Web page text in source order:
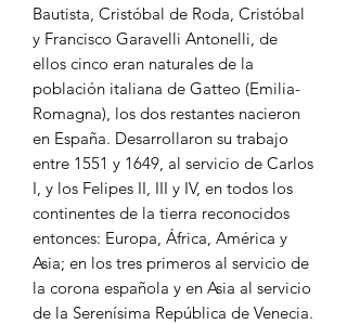
Bautista, Cristóbal de Roda, Cristóbal
y Francisco Garavelli Antonelli, de
ellos cinco eran naturales de la
población italiana de Gatteo (Emilia-
Romagna), los dos restantes nacieron
en España. Desarrollaron su trabajo
entre 1551 y 1649, al servicio de Carlos
I, y los Felipes II, III y IV, en todos los
continentes de la tierra reconocidos
entonces: Europa, África, América y
Asia; en los tres primeros al servicio de
la corona española y en Asia al servicio
de la Serenísima República de Venecia.